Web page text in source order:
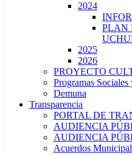
2024
PLAN
2025
2026
PROYECTO
Programas Sociales
Demuna
Transparencia
PORTAL DE
AUDIENCIA
AUDIENCIA
Acuerdos